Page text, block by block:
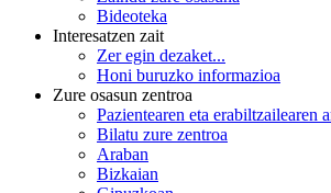
Bideoteka
Interesatzen zait
Zer egin dezaket...
Honi buruzko informazioa
Zure osasun zentroa
Pazientearen eta erabiltzailearen
Bilatu zure zentroa
Araban
Bizkaian